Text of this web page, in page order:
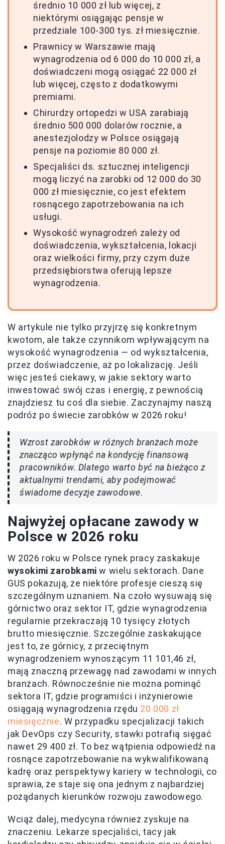
średnio 10 000 zł lub więcej, z
niektórymi osiągając pensje w
przedziale 100-300 tys. zł miesięcznie.
Prawnicy w Warszawie mają
wynagrodzenia od 6 000 do 10 000 zł, a
doświadczeni mogą osiągać 22 000 zł
lub więcej, często z dodatkowymi
premiami.
Chirurdzy ortopedzi w USA zarabiają
średnio 500 000 dolarów rocznie, a
anestezjolodzy w Polsce osiągają
pensje na poziomie 80 000 zł.
Specjaliści ds. sztucznej inteligencji
mogą liczyć na zarobki od 12 000 do 30
000 zł miesięcznie, co jest efektem
rosnącego zapotrzebowania na ich
usługi.
Wysokość wynagrodzeń zależy od
doświadczenia, wykształcenia, lokacji
oraz wielkości firmy, przy czym duże
przedsiębiorstwa oferują lepsze
wynagrodzenia.
W artykule nie tylko przyjrzę się konkretnym
kwotom, ale także czynnikom wpływającym na
wysokość wynagrodzenia — od wykształcenia,
przez doświadczenie, aż po lokalizację. Jeśli
więc jesteś ciekawy, w jakie sektory warto
inwestować swój czas i energię, z pewnością
znajdziesz tu coś dla siebie. Zaczynajmy naszą
podróż po świecie zarobków w 2026 roku!
Wzrost zarobków w różnych branżach może
znacząco wpłynąć na kondycję finansową
pracowników. Dlatego warto być na bieżąco z
aktualnymi trendami, aby podejmować
świadome decyzje zawodowe.
Najwyżej opłacane zawody w
Polsce w 2026 roku
W 2026 roku w Polsce rynek pracy zaskakuje
wysokimi zarobkami w wielu sektorach. Dane
GUS pokazują, że niektóre profesje cieszą się
szczególnym uznaniem. Na czoło wysuwają się
górnictwo oraz sektor IT, gdzie wynagrodzenia
regularnie przekraczają 10 tysięcy złotych
brutto miesięcznie. Szczególnie zaskakujące
jest to, że górnicy, z przeciętnym
wynagrodzeniem wynoszącym 11 101,46 zł,
mają znaczną przewagę nad zawodami w innych
branżach. Równocześnie nie można pominąć
sektora IT, gdzie programiści i inżynierowie
osiągają wynagrodzenia rzędu 20 000 zł
miesięcznie. W przypadku specjalizacji takich
jak DevOps czy Security, stawki potrafią sięgać
nawet 29 400 zł. To bez wątpienia odpowiedź na
rosnące zapotrzebowanie na wykwalifikowaną
kadrę oraz perspektywy kariery w technologii, co
sprawia, że staje się ona jednym z najbardziej
pożądanych kierunków rozwoju zawodowego.
Wciąż dalej, medycyna również zyskuje na
znaczeniu. Lekarze specjaliści, tacy jak